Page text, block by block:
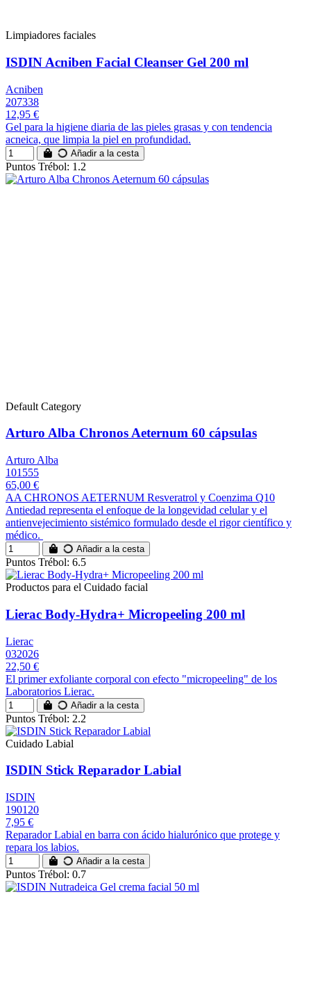
Limpiadores faciales
ISDIN Acniben Facial Cleanser Gel 200 ml
Acniben
207338
12,95 €
Gel para la higiene diaria de las pieles grasas y con tendencia
acneica, que limpia la piel en profundidad.
Añadir a la cesta
Puntos Trébol: 1.2
Default Category
Arturo Alba Chronos Aeternum 60 cápsulas
Arturo Alba
101555
65,00 €
AA CHRONOS AETERNUM Resveratrol y Coenzima Q10
Antiedad representa el enfoque de la longevidad celular y el
antienvejecimiento sistémico formulado desde el rigor científico y
médico.
Añadir a la cesta
Puntos Trébol: 6.5
Productos para el Cuidado facial
Lierac Body-Hydra+ Micropeeling 200 ml
Lierac
032026
22,50 €
El primer exfoliante corporal con efecto "micropeeling" de los
Laboratorios Lierac.
Añadir a la cesta
Puntos Trébol: 2.2
Cuidado Labial
ISDIN Stick Reparador Labial
ISDIN
190120
7,95 €
Reparador Labial en barra con ácido hialurónico que protege y
repara los labios.
Añadir a la cesta
Puntos Trébol: 0.7